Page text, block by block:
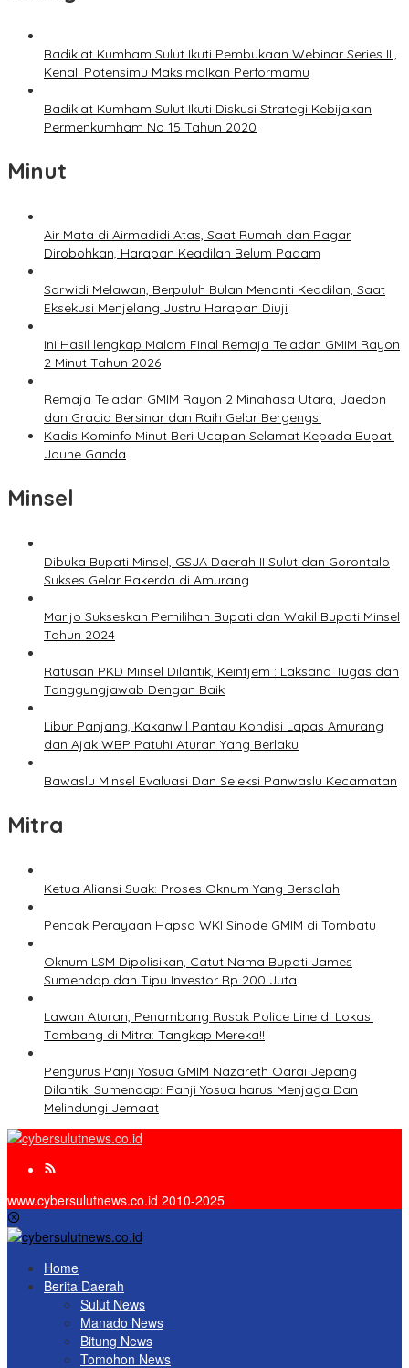
Badiklat Kumham Sulut Ikuti Pembukaan Webinar Series III,
Kenali Potensimu Maksimalkan Performamu
Badiklat Kumham Sulut Ikuti Diskusi Strategi Kebijakan
Permenkumham No 15 Tahun 2020
Minut
Air Mata di Airmadidi Atas, Saat Rumah dan Pagar
Dirobohkan, Harapan Keadilan Belum Padam
Sarwidi Melawan, Berpuluh Bulan Menanti Keadilan, Saat
Eksekusi Menjelang Justru Harapan Diuji
Ini Hasil lengkap Malam Final Remaja Teladan GMIM Rayon
2 Minut Tahun 2026
Remaja Teladan GMIM Rayon 2 Minahasa Utara, Jaedon
dan Gracia Bersinar dan Raih Gelar Bergengsi
Kadis Kominfo Minut Beri Ucapan Selamat Kepada Bupati
Joune Ganda
Minsel
Dibuka Bupati Minsel, GSJA Daerah II Sulut dan Gorontalo
Sukses Gelar Rakerda di Amurang
Marijo Sukseskan Pemilihan Bupati dan Wakil Bupati Minsel
Tahun 2024
Ratusan PKD Minsel Dilantik, Keintjem : Laksana Tugas dan
Tanggungjawab Dengan Baik
Libur Panjang, Kakanwil Pantau Kondisi Lapas Amurang
dan Ajak WBP Patuhi Aturan Yang Berlaku
Bawaslu Minsel Evaluasi Dan Seleksi Panwaslu Kecamatan
Mitra
Ketua Aliansi Suak: Proses Oknum Yang Bersalah
Pencak Perayaan Hapsa WKI Sinode GMIM di Tombatu
Oknum LSM Dipolisikan, Catut Nama Bupati James
Sumendap dan Tipu Investor Rp 200 Juta
Lawan Aturan, Penambang Rusak Police Line di Lokasi
Tambang di Mitra: Tangkap Mereka!!
Pengurus Panji Yosua GMIM Nazareth Oarai Jepang
Dilantik. Sumendap: Panji Yosua harus Menjaga Dan
Melindungi Jemaat
www.cybersulutnews.co.id 2010-2025
Home
Berita Daerah
Sulut News
Manado News
Bitung News
Tomohon News